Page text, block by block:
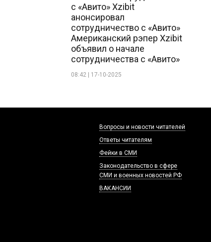
с «Авито» Xzibit
анонсировал
сотрудничество с «Авито»
Американский рэпер Xzibit
объявил о начале
сотрудничества с «Авито»
08:42 | 17-10-2025
Вопросы и новости читателей
Ответы читателям
Фейки в СМИ
Законодательство в сфере
СМИ и военных новостей РФ
ВАКАНСИИ